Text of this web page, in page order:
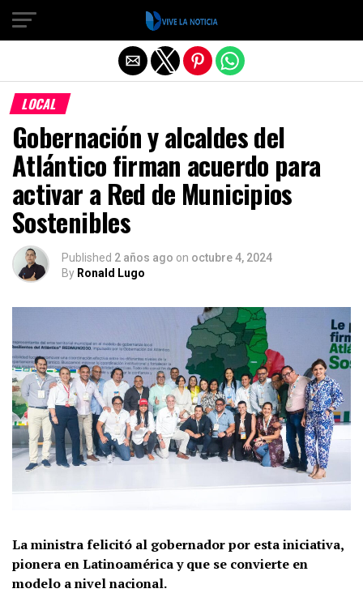
LOCAL
Gobernación y alcaldes del
Atlántico firman acuerdo para
activar a Red de Municipios
Sostenibles
Published 2 años ago on octubre 4, 2024
By Ronald Lugo
La ministra felicitó al gobernador por esta iniciativa,
pionera en Latinoamérica y que se convierte en
modelo a nivel nacional.
Salir de la versión móvil